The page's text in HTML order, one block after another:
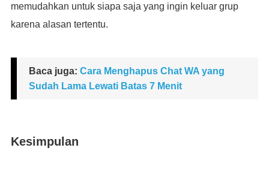
memudahkan untuk siapa saja yang ingin keluar grup
karena alasan tertentu.
Baca juga: Cara Menghapus Chat WA yang
Sudah Lama Lewati Batas 7 Menit
Kesimpulan